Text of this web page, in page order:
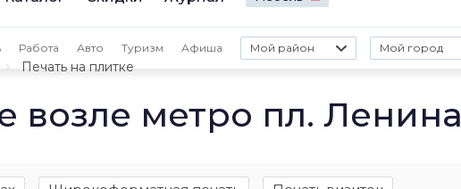
Работа Авто Туризм Афиша Мой район Мой город
Печать на плитке
возле метро пл. Ленина